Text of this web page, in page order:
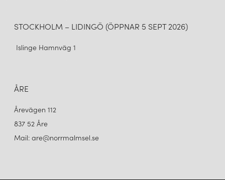
STOCKHOLM – LIDINGÖ (ÖPPNAR 5 SEPT 2026)
Islinge Hamnväg 1
ÅRE
Årevägen 112
837 52 Åre
Mail: are@norrmalmsel.se